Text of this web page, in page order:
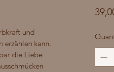
und
erzählen kann.
die Liebe